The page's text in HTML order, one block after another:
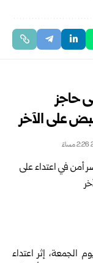
حاجز
على الآخر
الجمعة، إثر اعتداء